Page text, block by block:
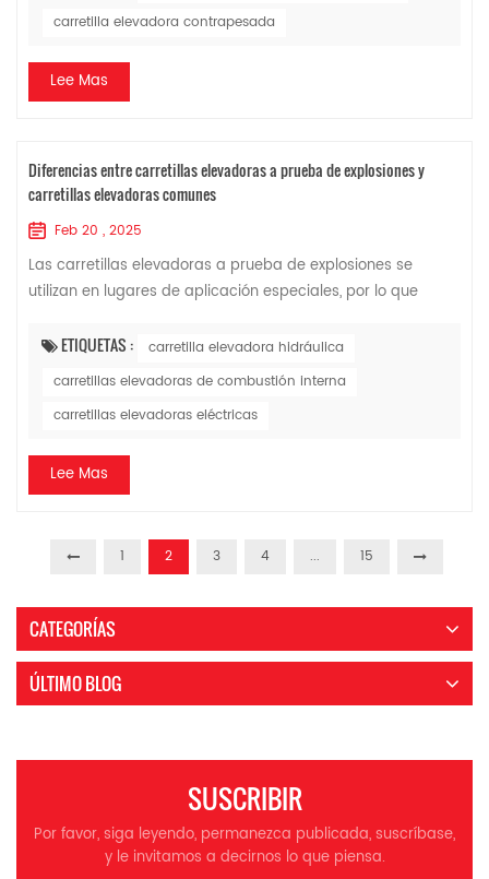
carretilla elevadora contrapesada
Lee Mas
Diferencias entre carretillas elevadoras a prueba de explosiones y
carretillas elevadoras comunes
Feb 20 , 2025
Las carretillas elevadoras a prueba de explosiones se
utilizan en lugares de aplicación especiales, por lo que
carretillas elevadoras a prueba...
ETIQUETAS :
carretilla elevadora hidráulica
carretillas elevadoras de combustión interna
carretillas elevadoras eléctricas
Lee Mas
1 2 3 4 ... 15
CATEGORÍAS
ÚLTIMO BLOG
SUSCRIBIR
Por favor, siga leyendo, permanezca publicada, suscríbase,
y le invitamos a decirnos lo que piensa.